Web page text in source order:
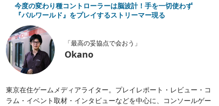
今度の変わり種コントローラーは脳波計！手を一切使わず
『パルワールド』をプレイするストリーマー現る
「最高の妥協点で会おう」
Okano
東京在住ゲームメディアライター。プレイレポート・レビュー・コ
ラム・イベント取材・インタビューなどを中心に、コンソールゲー